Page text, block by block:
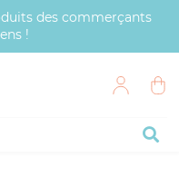
des commerçants
!